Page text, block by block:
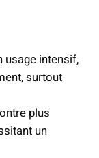
usage intensif,
surtout
plus
un